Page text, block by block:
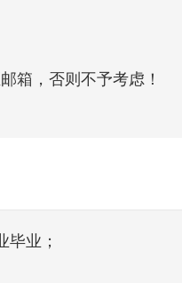
箱，否则不予考虑！
业；